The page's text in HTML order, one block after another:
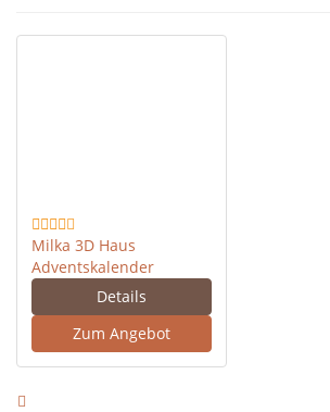
Milka 3D Haus
Adventskalender
Details
Zum Angebot